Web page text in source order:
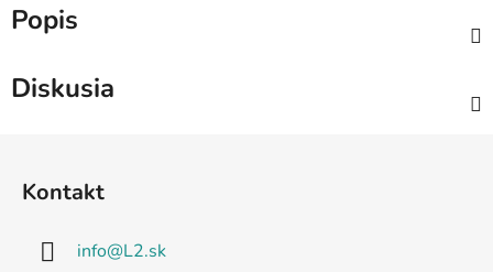
Popis
Diskusia
Kontakt
info@L2.sk